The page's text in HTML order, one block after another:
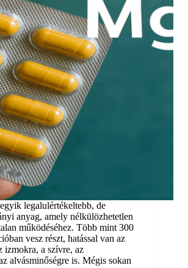
legalulértékeltebb, de
anyag, amely nélkülözhetetlen
működéséhez. Több mint 300
vesz részt, hatással van az
izmokra, a szívre, az
alvásminőségre is. Mégis sokan